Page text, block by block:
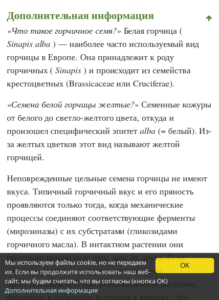
Дополнительная информация
Что такое горчичное семя? Белая горчица (
Sinapis alba ) — наиболее часто используемый вид
горчицы в Европе. Она принадлежит к роду
горчичных (Sinapis) и происходит из семейства
крестоцветных (Brassicaceae или Cruciferae).
Семена белой горчицы желтые? Семенные кожуры
от белого до светло-желтого цвета, откуда и
произошел специфический эпитетalba (= белый). Из-
за желтых цветков этот вид называют желтой
горчицей.
Неповрежденные цельные семена горчицы не имеют
вкуса. Типичный горчичный вкус и его пряность
проявляются только тогда, когда механические
процессы соединяют соответствующие ферменты
(мирозиназы) с их субстратами (гликозидами
горчичного масла). В интактном растении они
пространственно отделены друг от друга. Если
клеточные стенки разрушаются во время
приготовления или при пережевывании растения,
ферменты и субстраты вступают в контакт. Это
OK
Мы используем файлы cookie, но не передаем
их. Если вы продолжите использовать наш веб-
сайт, мы будем считать, что вы согласны (кнопка ОК)
Дополнительная информация